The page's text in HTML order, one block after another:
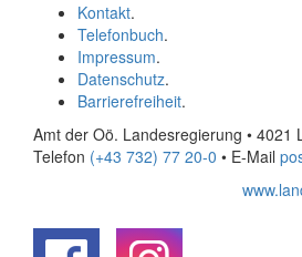
Kontakt.
Telefonbuch.
Impressum.
Datenschutz.
Barrierefreiheit.
Amt der Oö. Landesregierung • 4021
Telefon (+43 732) 77 20-0 • E-Mail